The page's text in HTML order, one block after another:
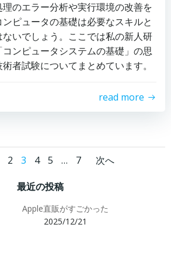
のエラー分析や実行環境の改善を
ピュータの基礎は必要なスキルと
いでしょう。ここでは私の新人研
ンピュータシステムの基礎」の思
者試験についてまとめています。
read more
navigation
Page
2 Page
3 Page
4 Page
5 … Page
7
Posts
次へ
最近の投稿
Apple直販がすごかった
2025/12/21